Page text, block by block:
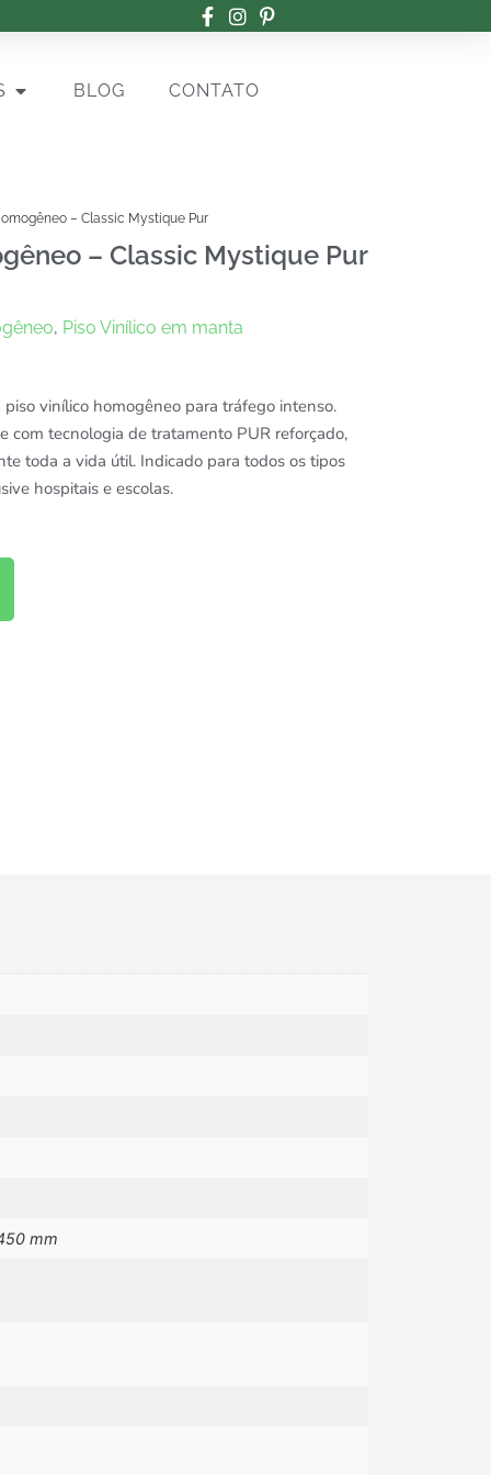
BLOG CONTATO
– Classic Mystique Pur
– Classic Mystique Pur
, Piso Vinílico em manta
vinílico homogêneo para tráfego intenso.
com tecnologia de tratamento PUR reforçado,
toda a vida útil. Indicado para todos os tipos
hospitais e escolas.
mm